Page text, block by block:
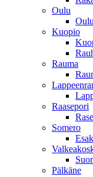
Oulu
Kuopio
Rauma
Raasepori
Somero
Pälkäne